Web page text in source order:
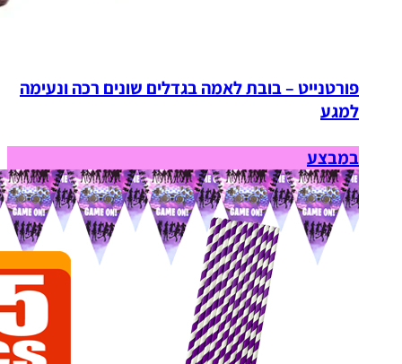
פורטנייט – בובת לאמה בגדלים שונים רכה ונעימה
למגע
במבצע